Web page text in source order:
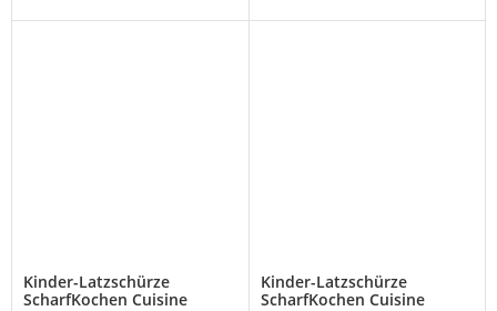
Kinder-Latzschürze
ScharfKochen Cuisine
Kinder-Latzschürze
ScharfKochen Cuisine